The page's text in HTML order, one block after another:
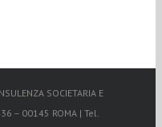
SOCIETARIA E
– 00145 ROMA | Tel.